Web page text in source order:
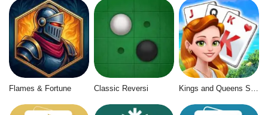
Flames & Fortune Classic Reversi